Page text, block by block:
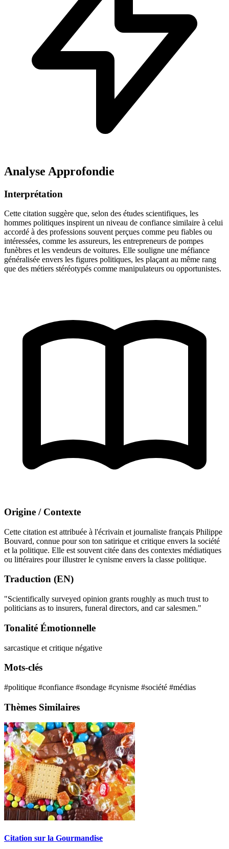
Analyse Approfondie
Interprétation
Cette citation suggère que, selon des études scientifiques, les
hommes politiques inspirent un niveau de confiance similaire à celui
accordé à des professions souvent perçues comme peu fiables ou
intéressées, comme les assureurs, les entrepreneurs de pompes
funèbres et les vendeurs de voitures. Elle souligne une méfiance
généralisée envers les figures politiques, les plaçant au même rang
que des métiers stéréotypés comme manipulateurs ou opportunistes.
Origine / Contexte
Cette citation est attribuée à l'écrivain et journaliste français Philippe
Bouvard, connue pour son ton satirique et critique envers la société
et la politique. Elle est souvent citée dans des contextes médiatiques
ou littéraires pour illustrer le cynisme envers la classe politique.
Traduction (EN)
"Scientifically surveyed opinion grants roughly as much trust to
politicians as to insurers, funeral directors, and car salesmen."
Tonalité Émotionnelle
sarcastique et critique négative
Mots-clés
#politique #confiance #sondage #cynisme #société #médias
Thèmes Similaires
Citation sur la Gourmandise